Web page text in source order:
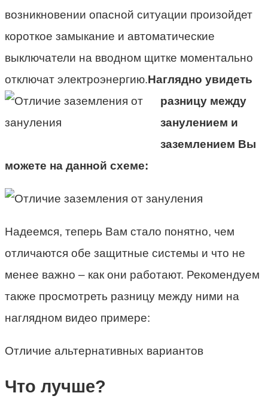
возникновении опасной ситуации произойдет
короткое замыкание и автоматические
выключатели на вводном щитке моментально
отключат электроэнергию.Наглядно увидеть
разницу между
занулением и
заземлением Вы
можете на данной схеме:
Надеемся, теперь Вам стало понятно, чем
отличаются обе защитные системы и что не
менее важно – как они работают. Рекомендуем
также просмотреть разницу между ними на
наглядном видео примере:
Отличие альтернативных вариантов
Что лучше?